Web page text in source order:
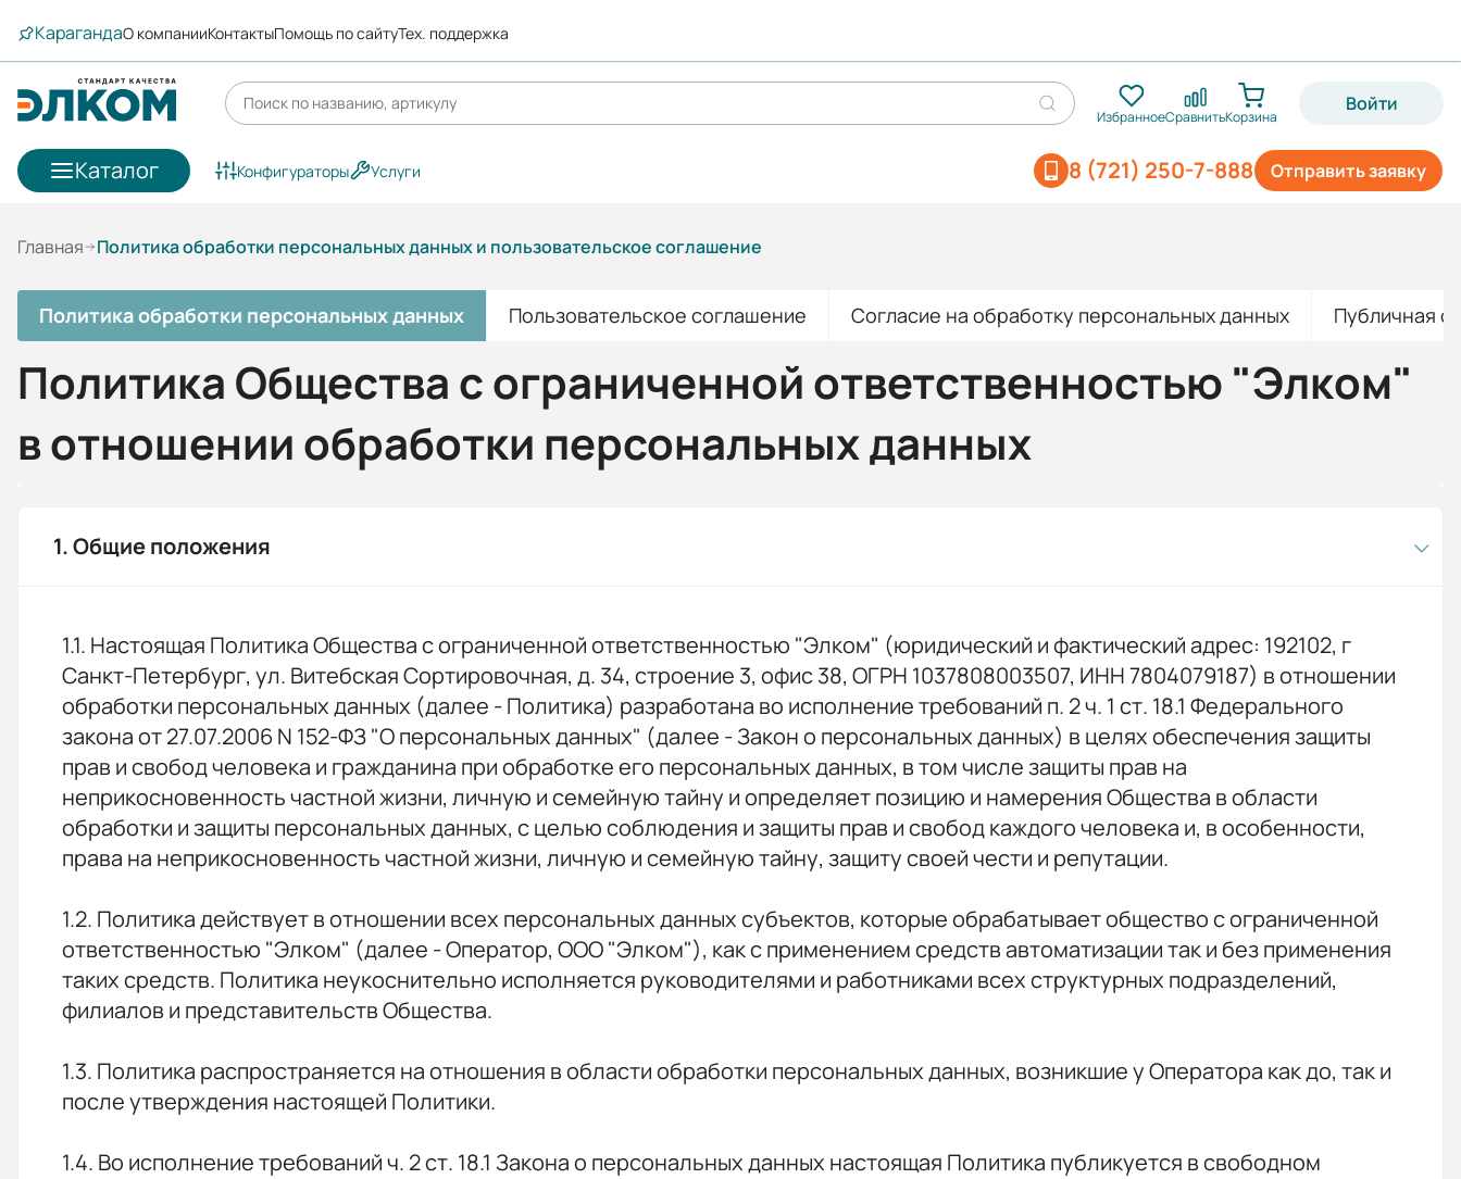
КарагандаО компанииКонтактыПомощь по сайтуТех. поддержка
ИзбранноеСравнитьКорзина
Войти
Каталог Отправить заявку
8 (721) 250-7-888
Конфигураторы Услуги
Главная Политика обработки персональных данных и пользовательское соглашение
Политика обработки персональных данных Пользовательское соглашение Согласие на обработку персональных данных Публичная
Политика Общества с ограниченной ответственностью "Элком"
в отношении обработки персональных данных
1. Общие положения
1.1. Настоящая Политика Общества с ограниченной ответственностью "Элком" (юридический и фактический адрес: 192102, г
Санкт-Петербург, ул. Витебская Сортировочная, д. 34, строение 3, офис 38, ОГРН 1037808003507, ИНН 7804079187) в отношении
обработки персональных данных (далее - Политика) разработана во исполнение требований п. 2 ч. 1 ст. 18.1 Федерального
закона от 27.07.2006 N 152-ФЗ "О персональных данных" (далее - Закон о персональных данных) в целях обеспечения защиты
прав и свобод человека и гражданина при обработке его персональных данных, в том числе защиты прав на
неприкосновенность частной жизни, личную и семейную тайну и определяет позицию и намерения Общества в области
обработки и защиты персональных данных, с целью соблюдения и защиты прав и свобод каждого человека и, в особенности,
права на неприкосновенность частной жизни, личную и семейную тайну, защиту своей чести и репутации.
1.2. Политика действует в отношении всех персональных данных субъектов, которые обрабатывает общество с ограниченной
ответственностью "Элком" (далее - Оператор, ООО "Элком"), как с применением средств автоматизации так и без применения
таких средств. Политика неукоснительно исполняется руководителями и работниками всех структурных подразделений,
филиалов и представительств Общества.
1.3. Политика распространяется на отношения в области обработки персональных данных, возникшие у Оператора как до, так и
после утверждения настоящей Политики.
1.4. Во исполнение требований ч. 2 ст. 18.1 Закона о персональных данных настоящая Политика публикуется в свободном